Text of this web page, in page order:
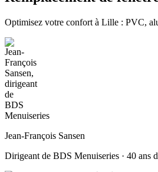
Optimisez votre confort à Lille : PVC,
Jean-François Sansen
Dirigeant de BDS Menuiseries · 40 ans